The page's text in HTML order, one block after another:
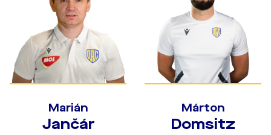
Marián
Jančár
Márton
Domsitz